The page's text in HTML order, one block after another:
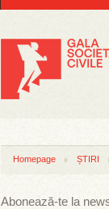
Homepage ȘTIRI
Abonează-te la